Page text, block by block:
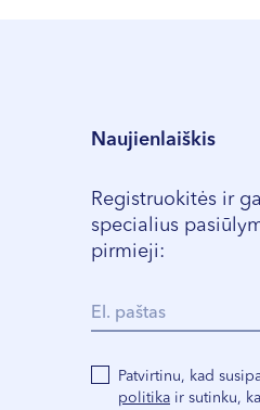
Naujienlaiškis
Registruokitės ir
specialius
pirmieji:
Patvirtinu, kad
politika ir sutinku,